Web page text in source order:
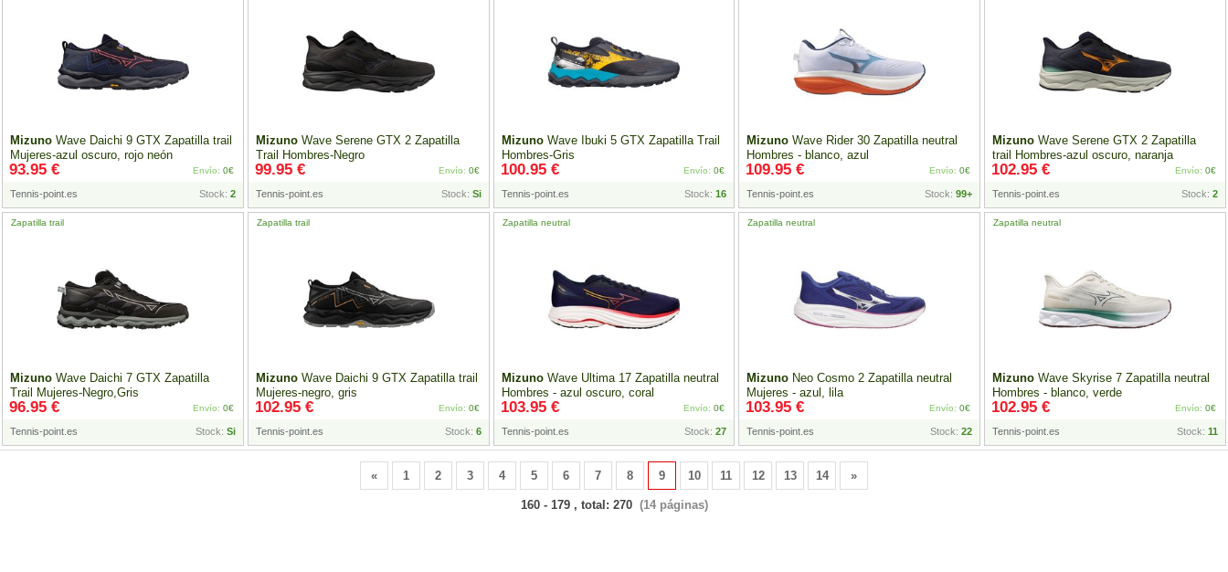
Mizuno Wave Daichi 9 GTX Zapatilla trail
Mujeres-azul oscuro, rojo neón
Tennis-point.es Stock: 2
93.95 € Envío: 0€
MizunoWave Serene GTX 2 Zapatilla
Trail Hombres-Negro
Tennis-point.es Stock: Si
99.95 € Envío: 0€
MizunoWave Ibuki 5 GTX Zapatilla Trail
Hombres-Gris
Tennis-point.es Stock:16
100.95 € Envío:0€
Mizuno Wave Rider 30 Zapatilla neutral
Hombres - blanco, azul
Tennis-point.es Stock:99+
109.95 € Envío:0€
Mizuno Wave Serene GTX 2 Zapatilla
trail Hombres-azul oscuro, naranja
Tennis-point.es Stock: 2
102.95 € Envío: 0€
Mizuno Wave Daichi 7 GTX Zapatilla
Trail Mujeres-Negro,Gris
Zapatilla trail
Tennis-point.es Stock: Si
96.95 € Envío: 0€
MizunoWave Daichi 9 GTX Zapatilla trail
Mujeres-negro, gris
Zapatilla trail
Tennis-point.es Stock: 6
102.95 € Envío: 0€
MizunoWave Ultima 17 Zapatilla neutral
Hombres - azul oscuro, coral
Zapatilla neutral
Tennis-point.es Stock:27
103.95 € Envío:0€
Mizuno Neo Cosmo 2 Zapatilla neutral
Mujeres - azul, lila
Zapatilla neutral
Tennis-point.es Stock:22
103.95 € Envío:0€
Mizuno Wave Skyrise 7 Zapatilla neutral
Hombres - blanco, verde
Zapatilla neutral
Tennis-point.es Stock: 11
102.95 € Envío: 0€
« 1 2 3 4 5 6 7 8 9 10 11 12 13 14 »
160 - 179 , total: 270(14 páginas)